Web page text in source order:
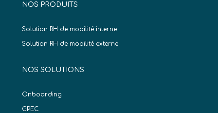
NOS PRODUITS
Solution RH de mobilité interne
Solution RH de mobilité externe
NOS SOLUTIONS
Onboarding
GPEC